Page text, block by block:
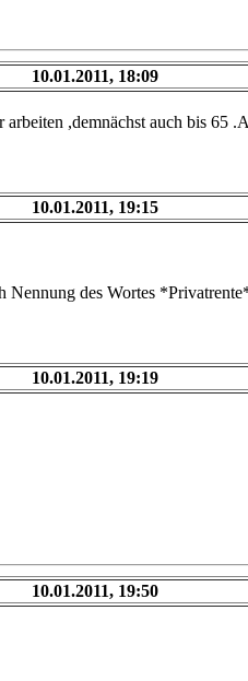
10.01.2011, 18:09
,demnächst auch bis 65
10.01.2011, 19:15
des Wortes
10.01.2011, 19:19
10.01.2011, 19:50